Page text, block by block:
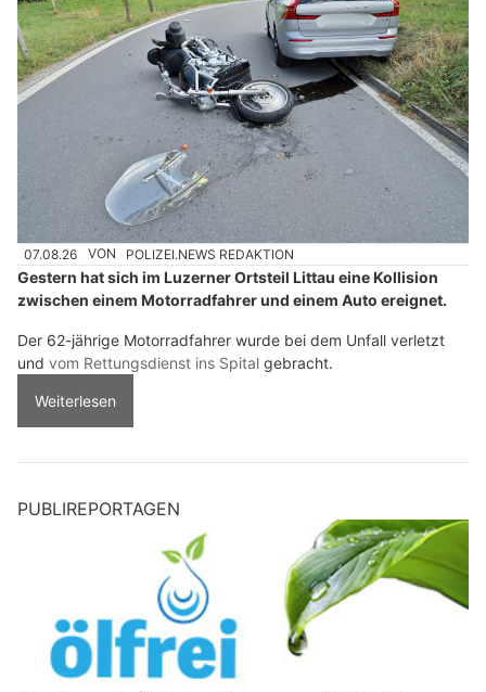
07.08.26 VON POLIZEI.NEWS REDAKTION
Gestern hat sich im Luzerner Ortsteil Littau eine Kollision
zwischen einem Motorradfahrer und einem Auto ereignet.
Der 62-jährige Motorradfahrer wurde bei dem Unfall verletzt
und vom Rettungsdienst ins Spital gebracht.
Weiterlesen
PUBLIREPORTAGEN